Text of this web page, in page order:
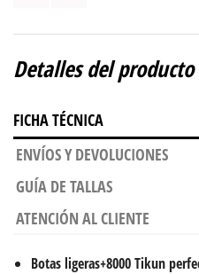
Detalles del producto
FICHA TÉCNICA
ENVÍOS Y DEVOLUCIONES
GUÍA DE TALLAS
ATENCIÓN AL CLIENTE
Botas ligeras+8000 Tikun